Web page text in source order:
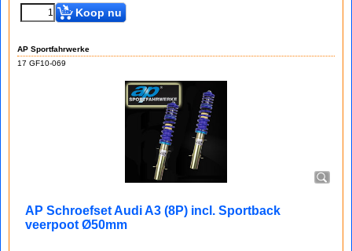
Koop nu
AP Sportfahrwerke
17 GF10-069
AP Schroefset Audi A3 (8P) incl. Sportback
veerpoot Ø50mm